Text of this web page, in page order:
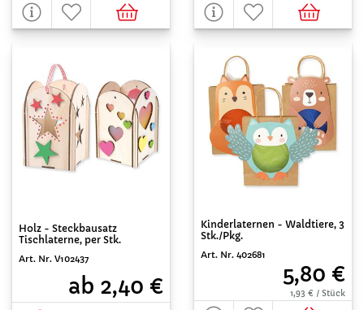
Holz - Steckbausatz
Tischlaterne, per Stk.
Art. Nr. V102437
ab 2,40 €
Kinderlaternen - Waldtiere, 3
Stk./Pkg.
Art. Nr. 402681
5,80 €
1,93 € / Stück